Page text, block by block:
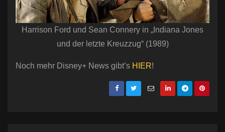
Harrison Ford und Sean Connery in „Indiana Jones
und der letzte Kreuzzug“ (1989)
Noch mehr Disney+ News gibt’s HIER!